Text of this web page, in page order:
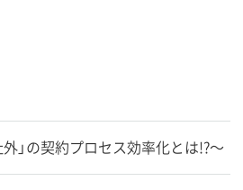
」の契約プロセス効率化とは!?〜